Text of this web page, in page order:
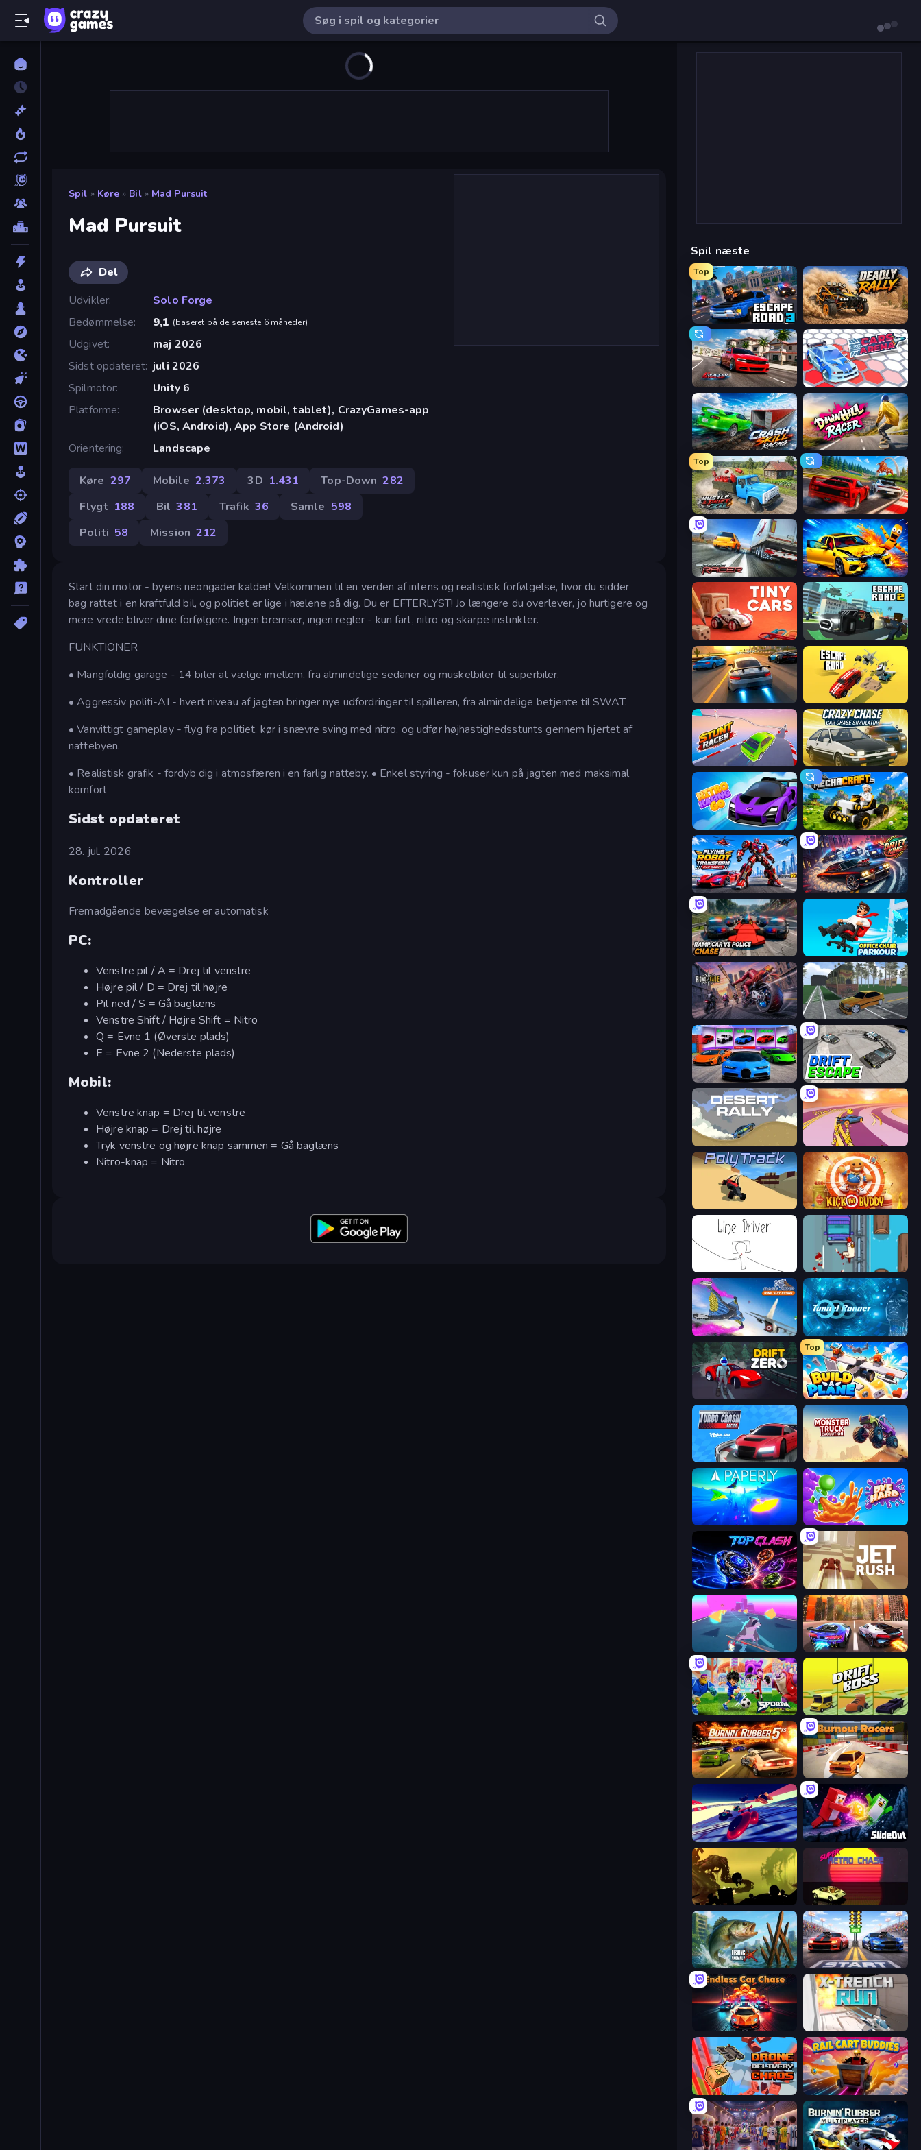
Spil » Køre » Bil » Mad Pursuit
Mad Pursuit
Del
Udvikler
Solo Forge
Bedømmelse
9,1 (baseret på de seneste 6 måneder)
Udgivet
maj 2026
Sidst opdateret juli 2026
Spilmotor
Unity 6
Platforme
Browser (desktop, mobil, tablet), CrazyGames-app
(iOS, Android), App Store (Android)
Orientering
Landscape
Køre 297 Mobile 2.373 3D 1.431 Top-Down 282
Flygt 188 Bil 381 Trafik 36 Samle 598
Politi 58 Mission 212
Start din motor - byens neongader kalder! Velkommen til en verden af intens og realistisk forfølgelse, hvor du sidder
bag rattet i en kraftfuld bil, og politiet er lige i hælene på dig. Du er EFTERLYST! Jo længere du overlever, jo hurtigere og
mere vrede bliver dine forfølgere. Ingen bremser, ingen regler - kun fart, nitro og skarpe instinkter.
FUNKTIONER
• Mangfoldig garage - 14 biler at vælge imellem, fra almindelige sedaner og muskelbiler til superbiler.
• Aggressiv politi-AI - hvert niveau af jagten bringer nye udfordringer til spilleren, fra almindelige betjente til SWAT.
• Vanvittigt gameplay - flyg fra politiet, kør i snævre sving med nitro, og udfør højhastighedsstunts gennem hjertet af
nattebyen.
• Realistisk grafik - fordyb dig i atmosfæren i en farlig natteby. • Enkel styring - fokuser kun på jagten med maksimal
komfort
Sidst opdateret
28. jul. 2026
Kontroller
Fremadgående bevægelse er automatisk
PC:
Venstre pil / A = Drej til venstre
Højre pil / D = Drej til højre
Pil ned / S = Gå baglæns
Venstre Shift / Højre Shift = Nitro
Q = Evne 1 (Øverste plads)
E = Evne 2 (Nederste plads)
Mobil:
Venstre knap = Drej til venstre
Højre knap = Drej til højre
Tryk venstre og højre knap sammen = Gå baglæns
Nitro-knap = Nitro
Spil næste
Top
Escape Road 3 Deadly Rally
Real Car Driving Cars Arena
Crash Skill Racing Downhill Racer
Top
Hustle & Drift in ZIL Racing: Online!
Traffic Racer BMG: Ragdoll Playground
Tiny Cars Escape Road 2
Asphalt Rush Escape Road
Stunt Racer Crazy Chase - Car Chase Simulator
Nitro Racing Go Mechacraft.io
Flying Robot Transform Car Games Drift King
Ramp Car VS Police: CHASE Office Chair Parkour
Road Rage Obby: Car Crash Sandbox
Case Simulator: Cars Drift Escape
Desert Rally Sky Car Drift
Kick the Buddy
Go Chicken Go!
Base Jump Wing Suit Flying Tunnel Runner
Drift Zero
Top
Build A Plane
Turbo Crash Monster Truck Evolution
Paperly: Paper Plane Adventure Dye Hard
Top Clash Jet Rush
Tanuki Sunset Night City Racing
Sportia Football Cup Drift Boss
Burnin' Rubber 5 XS Burnout Racers
Hyperspace Racers 3 Slide Out
Badland Super Retro Chase
Fishing Anomaly Street Racer 2
Endless Hot Pursuit X Trench Run
Drone Delivery Chaos Rail Cart Buddies